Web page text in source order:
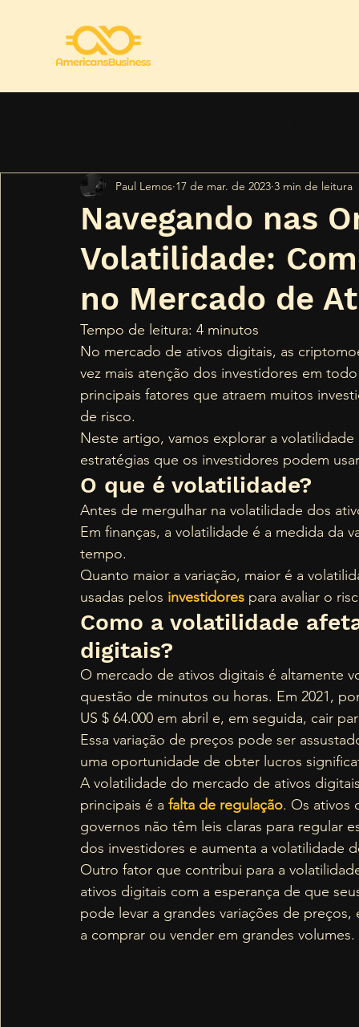
Regulamentação Segurança Tendências
Navegando nas
Volatilidade:
no Mercado de
Paul Lemos 17 de mar. de 2023 3 min de leitura
Tempo de leitura: 4 minutos
No mercado de ativos digitais, as
vez mais atenção dos investidores em
principais fatores que atraem muitos
de risco.
Neste artigo, vamos explorar a
estratégias que os investidores podem
O que é volatilidade?
Antes de mergulhar na volatilidade dos
Em finanças, a volatilidade é a medida
tempo.
Quanto maior a variação, maior é a
usadas pelos investidores para avaliar o
Como a volatilidade
digitais?
O mercado de ativos digitais é altamente
questão de minutos ou horas. Em 2021,
US $ 64.000 em abril e, em seguida, cair
Essa variação de preços pode ser
uma oportunidade de obter lucros
A volatilidade do mercado de ativos
principais é a falta de regulação. Os ativos
governos não têm leis claras para regular
dos investidores e aumenta a volatilidade
Outro fator que contribui para a
ativos digitais com a esperança de que
pode levar a grandes variações de
a comprar ou vender em grandes volumes.